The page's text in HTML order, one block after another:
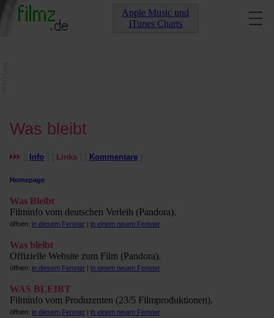
Apple Music und
iTunes Charts
Was bleibt
Info Links Kommentare
Homepage
Was Bleibt
Filminfo vom deutschen Verleih (Pandora).
öffnen: in diesem Fenster | in einem neuen Fenster
Was bleibt
Offizielle Website zum Film (Pandora).
öffnen: in diesem Fenster | in einem neuen Fenster
WAS BLEIBT
Filminfo vom Produzenten (23/5 Filmproduktionen).
öffnen: in diesem Fenster | in einem neuen Fenster